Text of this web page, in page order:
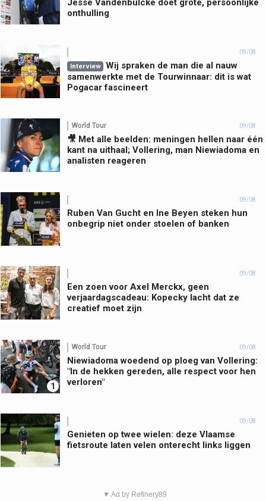
Jesse Vandenbulcke doet grote, persoonlijke
onthulling
09/08
Interview
Wij spraken de man die al nauw
samenwerkte met de Tourwinnaar: dit is wat
Pogacar fascineert
World Tour 09/08
🎥 Met alle beelden: meningen hellen naar één
kant na uithaal; Vollering, man Niewiadoma en
analisten reageren
09/08
Ruben Van Gucht en Ine Beyen steken hun
onbegrip niet onder stoelen of banken
09/08
Een zoen voor Axel Merckx, geen
verjaardagscadeau: Kopecky lacht dat ze
creatief moet zijn
1
World Tour 09/08
Niewiadoma woedend op ploeg van Vollering:
"In de hekken gereden, alle respect voor hen
verloren"
09/08
Genieten op twee wielen: deze Vlaamse
fietsroute laten velen onterecht links liggen
▼ Ad by Refinery89